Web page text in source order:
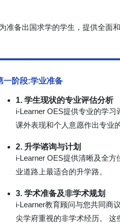
准备出国求学的学生，提供全面
一阶段:学业准备
1. 学生现状的专业评估分析
i-Learner OES提供专业的学
课外表现和个人意愿作出专业
2. 升学谘询与计划
i-Learner OES提供清晰及全
业道路上最适合的升学路。
3. 学术准备及非学术规划
i-Learner教育顾问与您共同商
尖学府重视的非学术经历。